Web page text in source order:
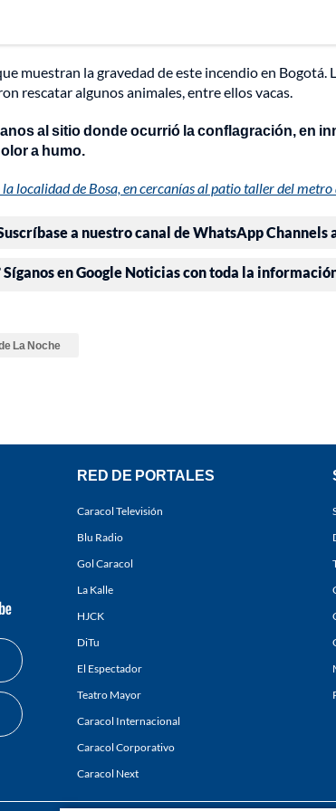
muestran la gravedad de este incendio en
rescatar algunos animales, entre ellos vacas.
al sitio donde ocurrió la conflagración, en
a humo.
localidad de Bosa, en cercanías al patio taller del metro
a nuestro canal de WhatsApp Channels
en Google Noticias con toda la
La Noche
youtube-
RED DE PORTALES
Caracol Televisión
Blu Radio
Gol Caracol
La Kalle
HJCK
DiTu
El Espectador
Teatro Mayor
Caracol Internacional
Caracol Corporativo
Caracol Next